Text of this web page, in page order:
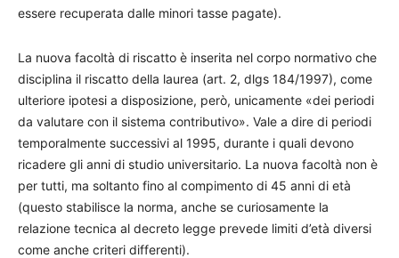
essere recuperata dalle minori tasse pagate).
La nuova facoltà di riscatto è inserita nel corpo normativo che
disciplina il riscatto della laurea (art. 2, dlgs 184/1997), come
ulteriore ipotesi a disposizione, però, unicamente «dei periodi
da valutare con il sistema contributivo». Vale a dire di periodi
temporalmente successivi al 1995, durante i quali devono
ricadere gli anni di studio universitario. La nuova facoltà non è
per tutti, ma soltanto fino al compimento di 45 anni di età
(questo stabilisce la norma, anche se curiosamente la
relazione tecnica al decreto legge prevede limiti d’età diversi
come anche criteri differenti).